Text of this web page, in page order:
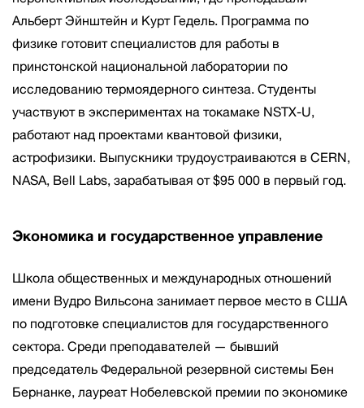
Альберт Эйнштейн и Курт Гедель. Программа по
физике готовит специалистов для работы в
принстонской национальной лаборатории по
исследованию термоядерного синтеза. Студенты
участвуют в экспериментах на токамаке NSTX-U,
работают над проектами квантовой физики,
астрофизики. Выпускники трудоустраиваются в CERN,
NASA, Bell Labs, зарабатывая от $95 000 в первый год.
Экономика и государственное управление
Школа общественных и международных отношений
имени Вудро Вильсона занимает первое место в США
по подготовке специалистов для государственного
сектора. Среди преподавателей — бывший
председатель Федеральной резервной системы Бен
Бернанке, лауреат Нобелевской премии по экономике